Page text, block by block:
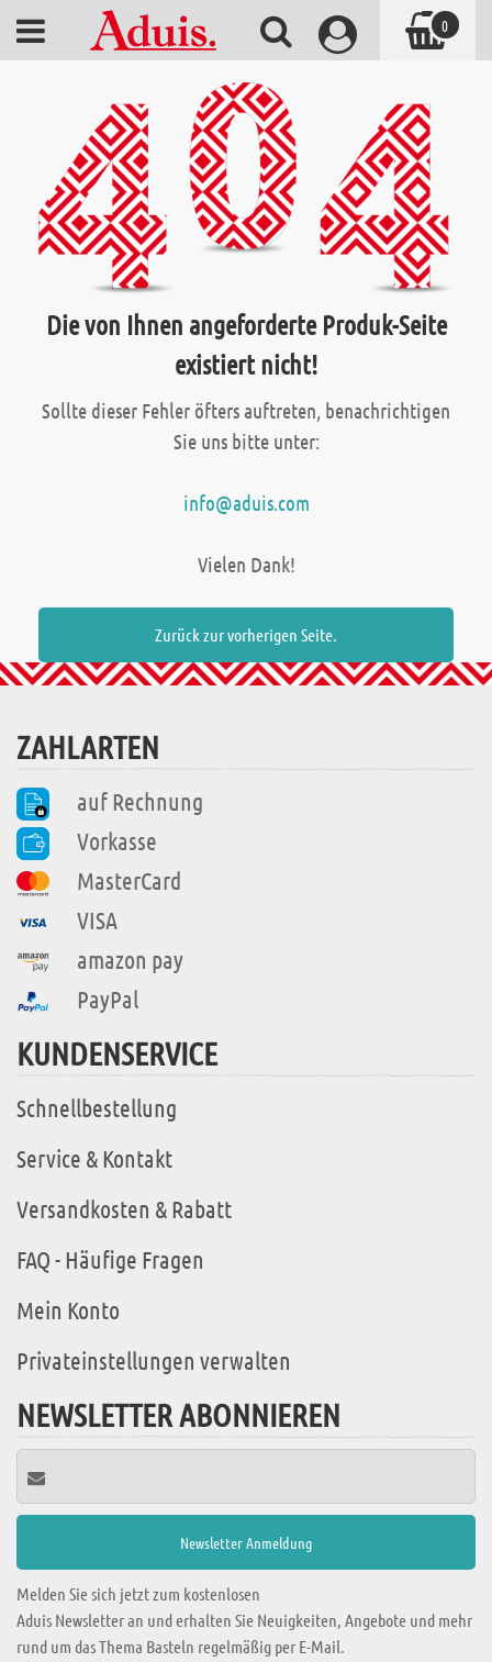
Die von Ihnen angeforderte Produk-Seite
existiert nicht!
Sollte dieser Fehler öfters auftreten, benachrichtigen
Sie uns bitte unter:
info@aduis.com
Vielen Dank!
Zurück zur vorherigen Seite.
ZAHLARTEN
auf Rechnung
Vorkasse
MasterCard
VISA
amazon pay
PayPal
KUNDENSERVICE
Schnellbestellung
Service & Kontakt
Versandkosten & Rabatt
FAQ - Häufige Fragen
Mein Konto
Privateinstellungen verwalten
NEWSLETTER ABONNIEREN
Melden Sie sich jetzt zum kostenlosen
Aduis Newsletter an und erhalten Sie Neuigkeiten, Angebote und mehr
rund um das Thema Basteln regelmäßig per E-Mail.
0